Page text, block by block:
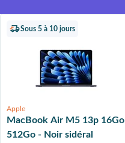
Sous 5 à 10 jours
Apple
MacBook Air M5 13p 16Go
512Go - Noir sidéral